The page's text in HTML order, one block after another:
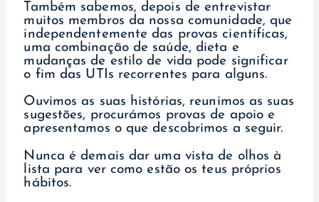
Também sabemos, depois de entrevistar
muitos membros da nossa comunidade, que
independentemente das provas científicas,
uma combinação de saúde, dieta e
mudanças de estilo de vida pode significar
o fim das UTIs recorrentes para alguns.
Ouvimos as suas histórias, reunimos as suas
sugestões, procurámos provas de apoio e
apresentamos o que descobrimos a seguir.
Nunca é demais dar uma vista de olhos à
lista para ver como estão os teus próprios
hábitos.